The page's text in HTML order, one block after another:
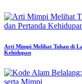
Arti Mimpi Melihat Tuhan di
Kehidupan